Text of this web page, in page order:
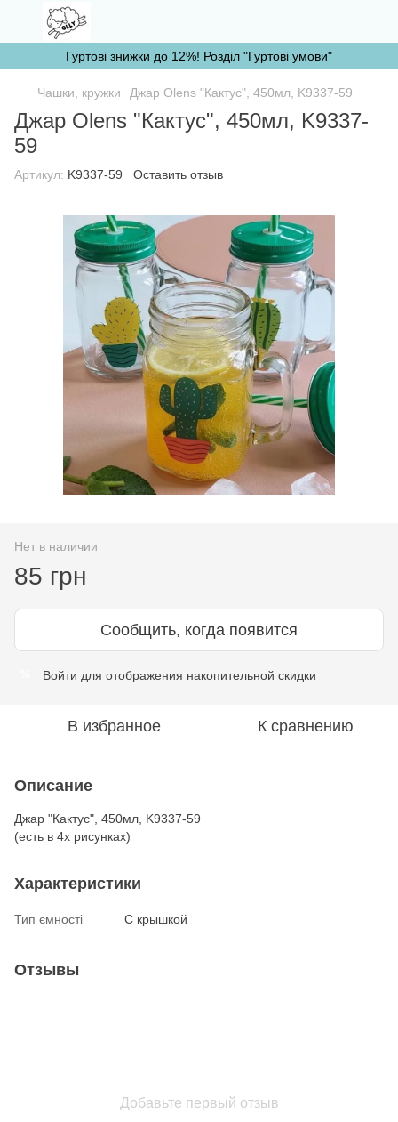
Гуртові знижки до 12%! Розділ "Гуртові умови"
Чашки, кружки Джар Olens "Кактус", 450мл, K9337-59
Джар Olens "Кактус", 450мл, K9337-
59
Артикул: K9337-59 Оставить отзыв
Нет в наличии
85 грн
Сообщить, когда появится
Войти для отображения накопительной скидки
В избранное К сравнению
Описание
Джар "Кактус", 450мл, K9337-59
(есть в 4х рисунках)
Характеристики
Тип ємності С крышкой
Отзывы
Добавьте первый отзыв